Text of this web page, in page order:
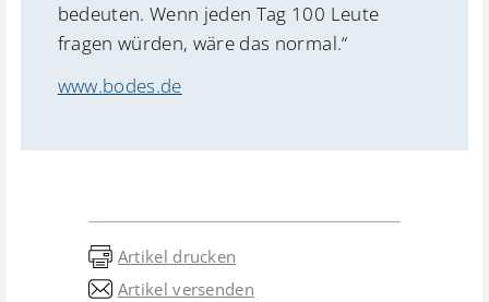
bedeuten. Wenn jeden Tag 100 Leute
fragen würden, wäre das normal.“
www.bodes.de
Artikel drucken
Artikel versenden